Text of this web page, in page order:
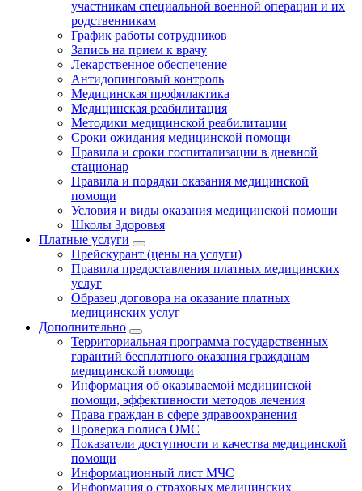
участникам специальной военной операции и их
родственникам
График работы сотрудников
Запись на прием к врачу
Лекарственное обеспечение
Антидопинговый контроль
Медицинская профилактика
Медицинская реабилитация
Методики медицинской реабилитации
Сроки ожидания медицинской помощи
Правила и сроки госпитализации в дневной
стационар
Правила и порядки оказания медицинской
помощи
Условия и виды оказания медицинской помощи
Школы Здоровья
Платные услуги
Прейскурант (цены на услуги)
Правила предоставления платных медицинских
услуг
Образец договора на оказание платных
медицинских услуг
Дополнительно
Территориальная программа государственных
гарантий бесплатного оказания гражданам
медицинской помощи
Информация об оказываемой медицинской
помощи, эффективности методов лечения
Права граждан в сфере здравоохранения
Проверка полиса ОМС
Показатели доступности и качества медицинской
помощи
Информационный лист МЧС
Информация о страховых медицинских